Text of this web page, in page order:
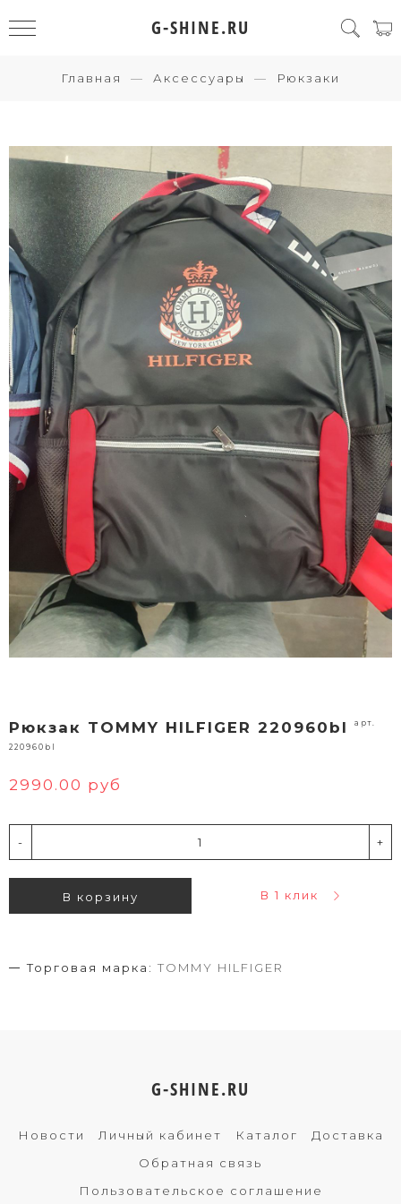
G-SHINE.RU
Главная Аксессуары Рюкзаки
Рюкзак TOMMY HILFIGER 220960bl арт.
220960bl
2990.00 руб
- +
В корзину В 1 клик
Торговая марка: TOMMY HILFIGER
G-SHINE.RU
Новости Личный кабинет Каталог
Доставка
Обратная связь
Пользовательское соглашение